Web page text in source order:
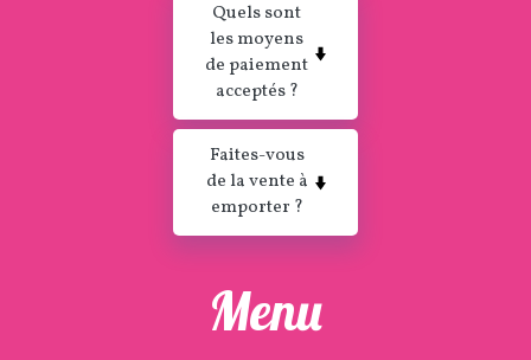
Quels sont
les moyens
de paiement
acceptés ?
Faites-vous
de la vente à
emporter ?
Menu